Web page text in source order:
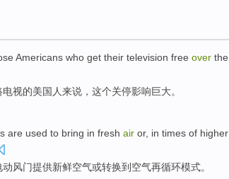
Americans who get their television free over the
电视的美国 人来说， 这个关停影响巨大。
are used to bring in fresh air or, in times of higher
动风门提供新鲜空气或转换到 空气再循环模式。